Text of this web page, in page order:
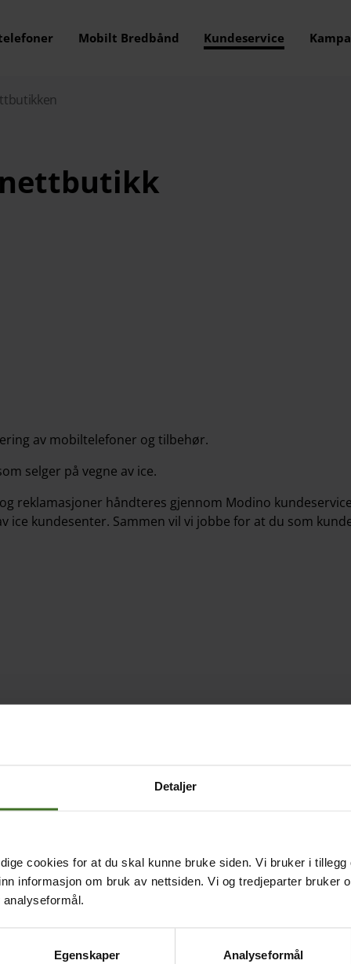
Detaljer
cookies for at du skal kunne bruke siden. Vi bruker i
informasjon om bruk av nettsiden. Vi og tredjeparter bruker
Egenskaper Analyseformål
Mobilt Bredbånd Kundeservice
av mobiltelefoner og tilbehør.
selger på vegne av ice.
reklamasjoner håndteres gjennom Modino
kundesenter. Sammen vil vi jobbe for at du som
returforsendelse)